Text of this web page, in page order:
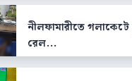
নীলফামারীতে
রেল...